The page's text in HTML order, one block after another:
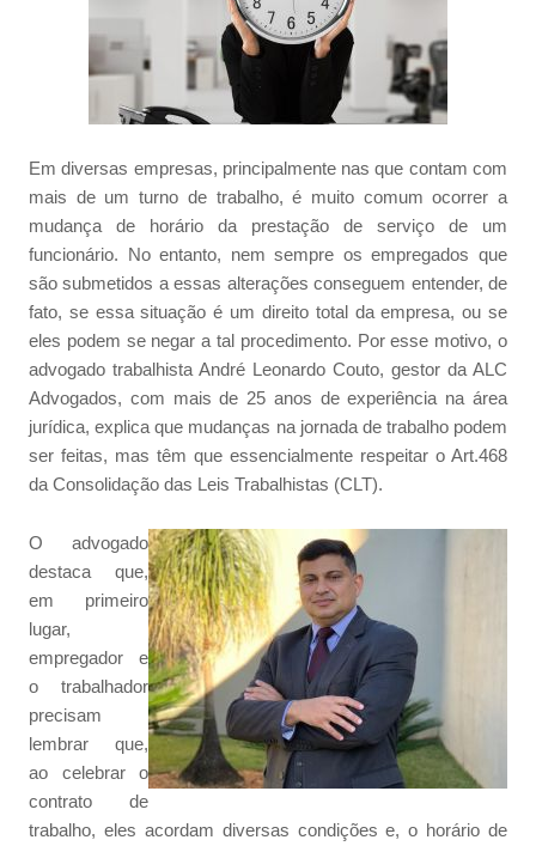
Em diversas empresas, principalmente nas que contam com
mais de um turno de trabalho, é muito comum ocorrer a
mudança de horário da prestação de serviço de um
funcionário. No entanto, nem sempre os empregados que
são submetidos a essas alterações conseguem entender, de
fato, se essa situação é um direito total da empresa, ou se
eles podem se negar a tal procedimento. Por esse motivo, o
advogado trabalhista André Leonardo Couto, gestor da ALC
Advogados, com mais de 25 anos de experiência na área
jurídica, explica que mudanças na jornada de trabalho podem
ser feitas, mas têm que essencialmente respeitar o Art.468
da Consolidação das Leis Trabalhistas (CLT).
O advogado
destaca que,
em primeiro
lugar,
empregador e
o trabalhador
precisam
lembrar que,
ao celebrar o
contrato de
trabalho, eles acordam diversas condições e, o horário de